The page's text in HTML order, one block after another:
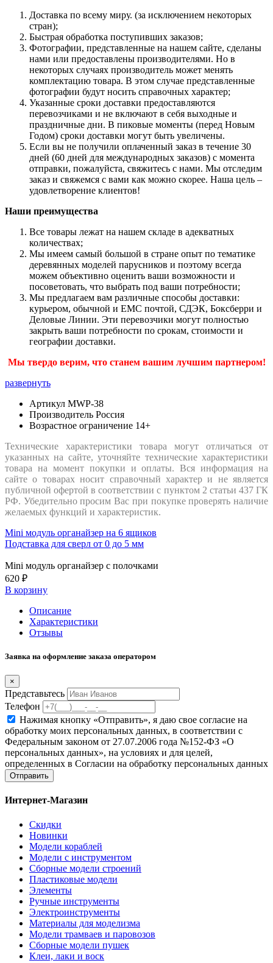
Доставка по всему миру. (за исключением некоторых
стран);
Быстрая обработка поступивших заказов;
Фотографии, представленные на нашем сайте, сделаны
нами или предоставлены производителями. Но в
некоторых случаях производитель может менять
комплектацию товара. В этом случае представленные
фотографии будут носить справочных характер;
Указанные сроки доставки предоставляются
перевозчиками и не включают в себя выходные и
праздничные дни. В пиковые моменты (перед Новым
Годом) сроки доставки могут быть увеличены.
Если вы не получили оплаченный заказ в течение 30
дней (60 дней для международных заказов) с момента
отправки, пожалуйста, свяжитесь с нами. Мы отследим
заказ и свяжемся с вами как можно скорее. Наша цель –
удовлетворение клиентов!
Наши преимущества
Все товары лежат на нашем складе в адекватных
количествах;
Мы имеем самый большой в стране опыт по тематике
деревянных моделей парусников и поэтому всегда
можем объективно оценить ваши возможности и
посоветовать, что выбрать под ваши потребности;
Мы предлагаем вам различные способы доставки:
курьером, обычной и ЕМС почтой, СДЭК, Боксберри и
Деловые Линии. Эти перевозчики могут полностью
закрыть ваши потребности по срокам, стоимости и
географии доставки.
Мы твердо верим, что станем вашим лучшим партнером!
развернуть
Артикул MWP-38
Производитель Россия
Возрастное ограничение 14+
Технические характеристики товара могут отличаться от
указанных на сайте, уточняйте технические характеристики
товара на момент покупки и оплаты. Вся информация на
сайте о товарах носит справочный характер и не является
публичной офертой в соответствии с пунктом 2 статьи 437 ГК
РФ. Убедительно просим Вас при покупке проверять наличие
желаемых функций и характеристик.
Mini модуль органайзер на 6 ящиков
Подставка для сверл от 0 до 5 мм
Mini модуль органайзер с полочками
620 ₽
В корзину
Описание
Характеристики
Отзывы
Заявка на оформление заказа оператором
×
Представьтесь
Телефон
Нажимая кнопку «Отправить», я даю свое согласие на
обработку моих персональных данных, в соответствии с
Федеральным законом от 27.07.2006 года №152-ФЗ «О
персональных данных», на условиях и для целей,
определенных в Согласии на обработку персональных данных
Отправить
Интернет-Магазин
Скидки
Новинки
Модели кораблей
Модели с инструментом
Сборные модели строений
Пластиковые модели
Элементы
Ручные инструменты
Электроинструменты
Материалы для моделизма
Модели трамваев и паровозов
Сборные модели пушек
Клеи, лаки и воск